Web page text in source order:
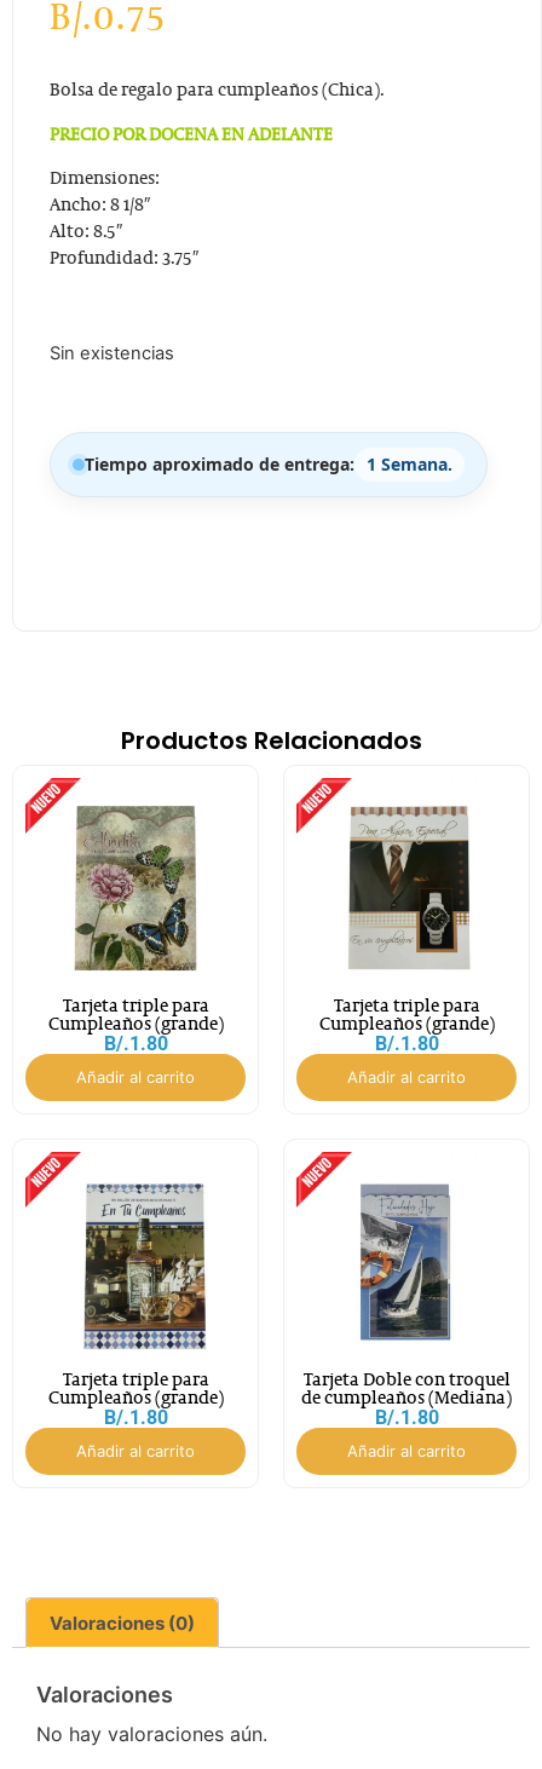
B/.0.75
Bolsa de regalo para cumpleaños (Chica).
PRECIO POR DOCENA EN ADELANTE
Dimensiones:
Ancho: 8 1/8″
Alto: 8.5″
Profundidad: 3.75″
Sin existencias
Tiempo aproximado de entrega: 1 Semana.
Productos Relacionados
Tarjeta triple para
Cumpleaños (grande)
B/.1.80
Añadir al carrito
Tarjeta triple para
Cumpleaños (grande)
B/.1.80
Añadir al carrito
Tarjeta triple para
Cumpleaños (grande)
B/.1.80
Añadir al carrito
Tarjeta Doble con troquel
de cumpleaños (Mediana)
B/.1.80
Añadir al carrito
Valoraciones (0)
Valoraciones
No hay valoraciones aún.